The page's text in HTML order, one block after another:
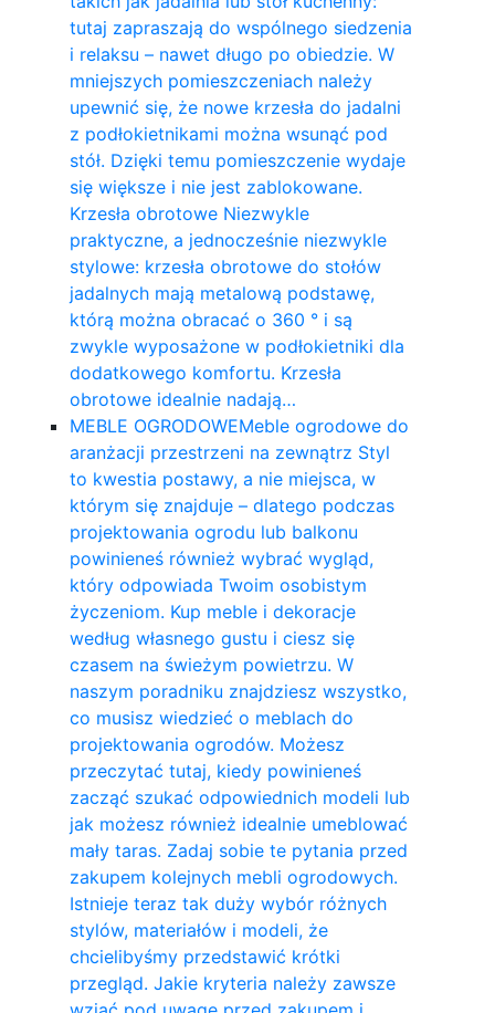
tutaj zapraszają do wspólnego siedzenia
i relaksu – nawet długo po obiedzie. W
mniejszych pomieszczeniach należy
upewnić się, że nowe krzesła do jadalni
z podłokietnikami można wsunąć pod
stół. Dzięki temu pomieszczenie wydaje
się większe i nie jest zablokowane.
Krzesła obrotowe Niezwykle
praktyczne, a jednocześnie niezwykle
stylowe: krzesła obrotowe do stołów
jadalnych mają metalową podstawę,
którą można obracać o 360 ° i są
zwykle wyposażone w podłokietniki dla
dodatkowego komfortu. Krzesła
obrotowe idealnie nadają…
MEBLE OGRODOWEMeble ogrodowe do
aranżacji przestrzeni na zewnątrz Styl
to kwestia postawy, a nie miejsca, w
którym się znajduje – dlatego podczas
projektowania ogrodu lub balkonu
powinieneś również wybrać wygląd,
który odpowiada Twoim osobistym
życzeniom. Kup meble i dekoracje
według własnego gustu i ciesz się
czasem na świeżym powietrzu. W
naszym poradniku znajdziesz wszystko,
co musisz wiedzieć o meblach do
projektowania ogrodów. Możesz
przeczytać tutaj, kiedy powinieneś
zacząć szukać odpowiednich modeli lub
jak możesz również idealnie umeblować
mały taras. Zadaj sobie te pytania przed
zakupem kolejnych mebli ogrodowych.
Istnieje teraz tak duży wybór różnych
stylów, materiałów i modeli, że
chcielibyśmy przedstawić krótki
przegląd. Jakie kryteria należy zawsze